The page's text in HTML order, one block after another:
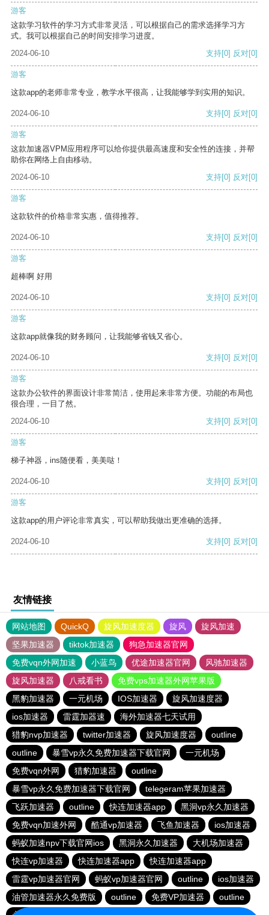
游客
这款学习软件的学习方式非常灵活，可以根据自己的需求选择学习方
式。我可以根据自己的时间安排学习进度。
2024-06-10
支持[0] 反对[0]
游客
这款app的老师非常专业，教学水平很高，让我能够学到实用的知识。
2024-06-10 支持[0] 反对[0]
游客
这款加速器VPM应用程序可以给你提供最高速度和安全性的连接，并帮
助你在网络上自由移动。
2024-06-10
支持[0] 反对[0]
游客
这款软件的价格非常实惠，值得推荐。
2024-06-10 支持[0] 反对[0]
游客
超棒啊 好用
2024-06-10 支持[0] 反对[0]
游客
这款app就像我的财务顾问，让我能够省钱又省心。
2024-06-10 支持[0] 反对[0]
游客
这款办公软件的界面设计非常简洁，使用起来非常方便。功能的布局也
很合理，一目了然。
2024-06-10
支持[0] 反对[0]
游客
梯子神器，ins随便看，美美哒！
2024-06-10 支持[0] 反对[0]
游客
这款app的用户评论非常真实，可以帮助我做出更准确的选择。
2024-06-10 支持[0] 反对[0]
友情链接
网站地图 QuickQ 旋风加速度器 旋风
旋风加速
坚果加速器
tiktok加速器
狗急加速器官网
免费vqn外网加速
小蓝鸟 优途加速器官网
风驰加速器
旋风加速器
八戒看书
免费vps加速器外网苹果版
黑豹加速器
一元机场 IOS加速器
旋风加速度器
ios加速器
雷霆加器速
海外加速器七天试用
猎豹nvp加速器
twitter加速器 旋风加速度器
outline
outline
暴雪vp永久免费加速器下载官网
一元机场
免费vqn外网
猎豹加速器
outline
暴雪vp永久免费加速器下载官网
telegeram苹果加速器
飞跃加速器
outline 快连加速器app
黑洞vp永久加速器
免费vqn加速外网
酷通vp加速器 飞鱼加速器
ios加速器
蚂蚁加速npv下载官网ios
黑洞永久加速器
大机场加速器
快连vp加速器
快连加速器app
快连加速器app
雷霆vp加速器官网
蚂蚁vp加速器官网 outline
ios加速器
油管加速器永久免费版
outline 免费VP加速器
outline